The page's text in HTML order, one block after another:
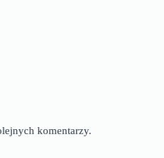
komentarzy.